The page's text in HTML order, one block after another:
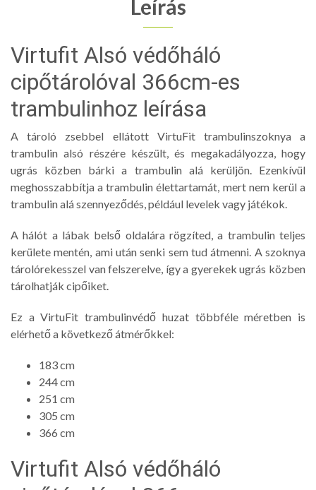
Leírás
Virtufit Alsó védőháló
cipőtárolóval 366cm-es
trambulinhoz leírása
A tároló zsebbel ellátott VirtuFit trambulinszoknya a
trambulin alsó részére készült, és megakadályozza, hogy
ugrás közben bárki a trambulin alá kerüljön. Ezenkívül
meghosszabbítja a trambulin élettartamát, mert nem kerül a
trambulin alá szennyeződés, például levelek vagy játékok.
A hálót a lábak belső oldalára rögzíted, a trambulin teljes
kerülete mentén, ami után senki sem tud átmenni. A szoknya
tárolórekesszel van felszerelve, így a gyerekek ugrás közben
tárolhatják cipőiket.
Ez a VirtuFit trambulinvédő huzat többféle méretben is
elérhető a következő átmérőkkel:
183 cm
244 cm
251 cm
305 cm
366 cm
Virtufit Alsó védőháló